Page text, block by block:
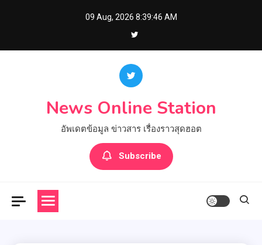
09 Aug, 2026 8:39:47 AM
News Online Station
อัพเดตข้อมูล ข่าวสาร เรื่องราวสุดฮอต
Subscribe